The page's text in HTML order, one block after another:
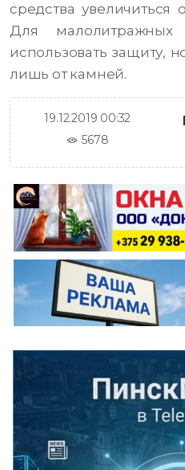
средства увеличиться
Для
использовать защиту,
лишь от камней.
19.12.2019 00:32
5678